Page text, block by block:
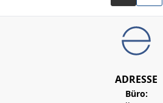
ADRESSE
Büro: